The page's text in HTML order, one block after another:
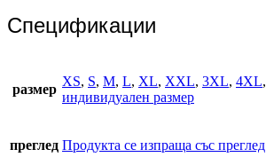
Спецификации
размер
XS, S, M, L, XL, XXL, 3XL, 4XL,
индивидуален размер
преглед Продукта се изпраща със преглед